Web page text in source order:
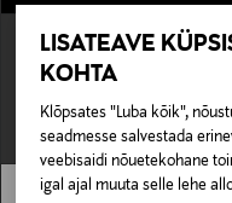
LISATEAVE
KOHTA
Klõpsates "Luba kõik",
seadmesse salvestada
veebisaidi nõuetekohane
igal ajal muuta selle lehe